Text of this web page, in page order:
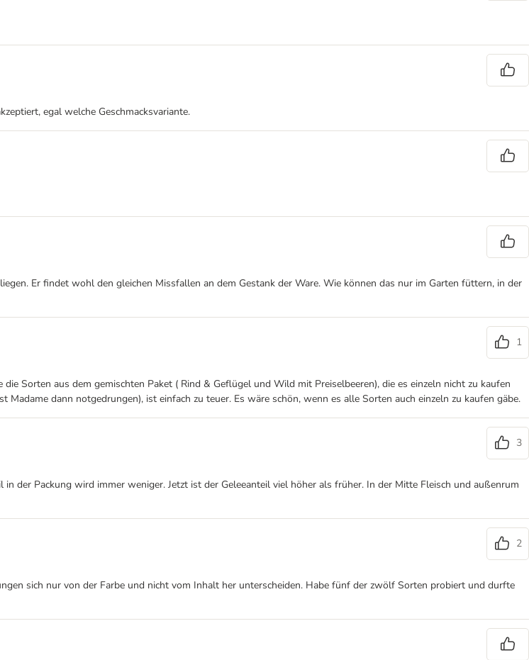
egal welche Geschmacksvariante.
Er findet wohl den gleichen Missfallen an dem Gestank der Ware. Wie können das nur im Garten füttern, in der
1
Sorten aus dem gemischten Paket ( Rind & Geflügel und Wild mit Preiselbeeren), die es einzeln nicht zu kaufen
dann notgedrungen), ist einfach zu teuer. Es wäre schön, wenn es alle Sorten auch einzeln zu kaufen gäbe.
3
der Packung wird immer weniger. Jetzt ist der Geleeanteil viel höher als früher. In der Mitte Fleisch und außenrum
2
sich nur von der Farbe und nicht vom Inhalt her unterscheiden. Habe fünf der zwölf Sorten probiert und durfte